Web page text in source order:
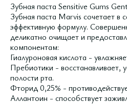
Зубная паста Sensitive Gums
Зубная паста Marvis сочетает в
эффективную формулу.
деликатно очищает и
компонентам:
Гиалуроновая кислота -
Пребиотики - восстанавливает,
полости рта.
Фторид 0,25% -
Аллантоин - способствует